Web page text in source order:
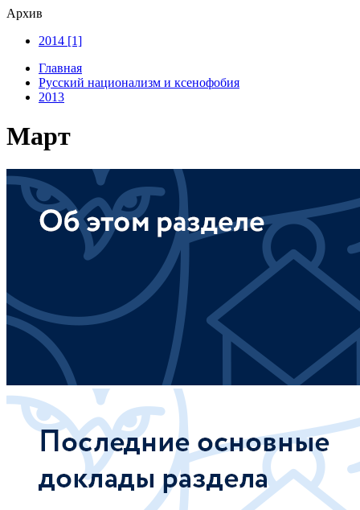
Архив
2014 [1]
Главная
Русский национализм и ксенофобия
2013
Март